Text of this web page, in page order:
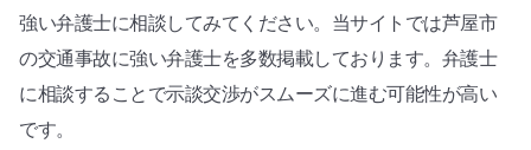
強い弁護士に相談してみてください。当サイトでは芦屋市
の交通事故に強い弁護士を多数掲載しております。弁護士
に相談することで示談交渉がスムーズに進む可能性が高い
です。